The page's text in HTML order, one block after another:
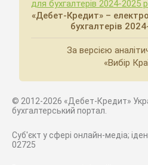
«Дебет-Кредит» –
бухгалтерів
За версією
«Вибір
© 2012-2026 «Дебет-Кредит»
бухгалтерський портал.
Суб'єкт у сфері онлайн-медіа;
02725